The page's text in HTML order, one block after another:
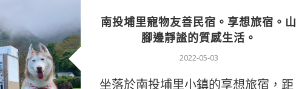
南投埔里寵物友善民宿。享想旅宿。山
腳邊靜謐的質感生活。
2022-05-03
坐落於南投埔里小鎮的享想旅宿，距